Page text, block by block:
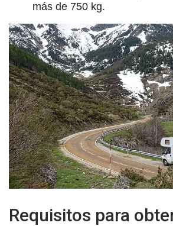
más de 750 kg.
Requisitos para